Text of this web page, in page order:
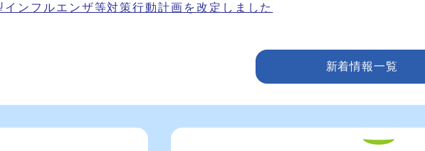
インフルエンザ等対策行動計画を改定しました
新着情報一覧